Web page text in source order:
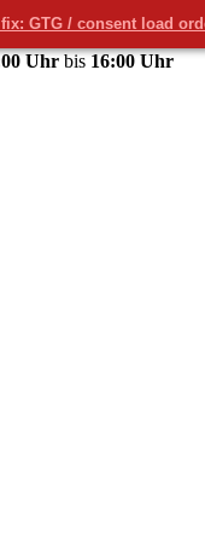
fix: GTG / consent load
Uhrbis16:00 Uhr